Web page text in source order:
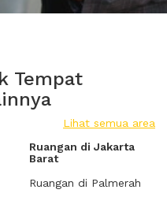
Tempat
Lihat semua area
Ruangan di Jakarta
Barat
Ruangan di Palmerah